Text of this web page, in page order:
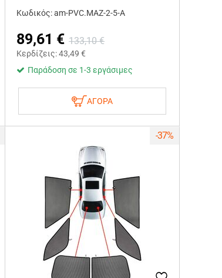
Κωδικός: am-PVC.MAZ-2-5-A
89,61 € 133,10 €
Κερδίζεις:43,49 €
Παράδοση σε 1-3 εργάσιμες
ΑΓΟΡΑ
-37%